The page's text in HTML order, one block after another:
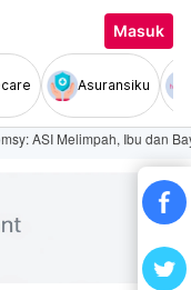
Masuk
Asuransiku
ASI Melimpah, Ibu dan